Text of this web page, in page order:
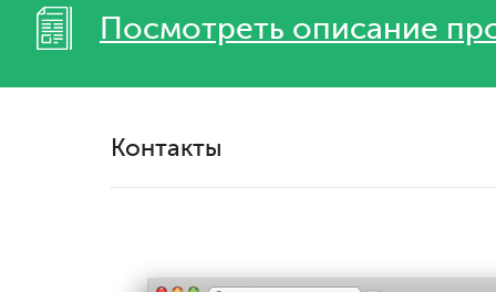
Посмотреть описание
Контакты